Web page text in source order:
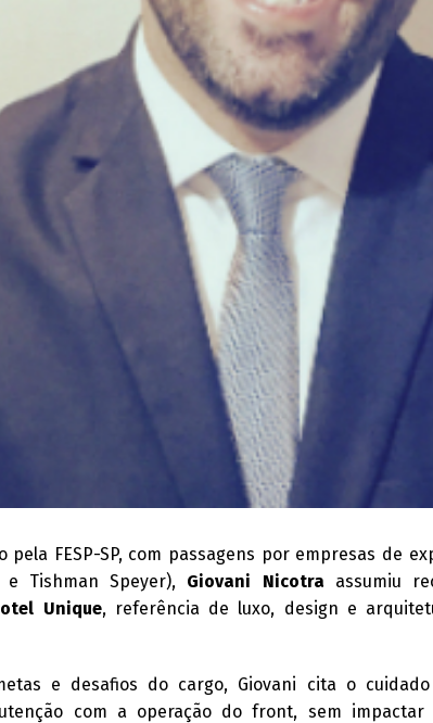
pela FESP-SP, com passagens por empresas de
Tishman Speyer), Giovani Nicotra assumiu
Unique, referência de luxo, design e
e desafios do cargo, Giovani cita o
com a operação do front, sem